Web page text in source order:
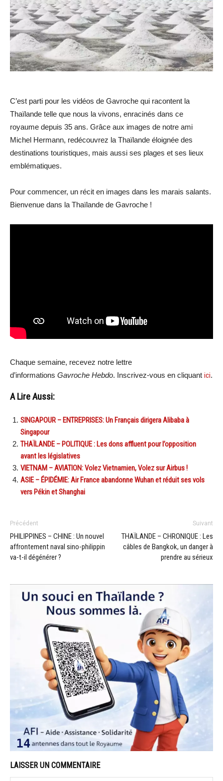
C’est parti pour les vidéos de Gavroche qui racontent la
Thaïlande telle que nous la vivons, enracinés dans ce
royaume depuis 35 ans. Grâce aux images de notre ami
Michel Hermann, redécouvrez la Thaïlande éloignée des
destinations touristiques, mais aussi ses plages et ses lieux
emblématiques.
Pour commencer, un récit en images dans les marais salants.
Bienvenue dans la Thaïlande de Gavroche !
Chaque semaine, recevez notre lettre
d’informations Gavroche Hebdo. Inscrivez-vous en cliquant ici.
A Lire Aussi:
SINGAPOUR – ENTREPRISES: Un Français dirigera Alibaba à
Singapour
THAÏLANDE – POLITIQUE : Les dons affluent pour l’opposition
avant les législatives
VIETNAM – AVIATION: Volez Vietnamien, Volez sur Airbus !
ASIE – ÉPIDÉMIE: Air France abandonne Wuhan et réduit ses vols
vers Pékin et Shanghai
Précédent
PHILIPPINES – CHINE : Un nouvel
affrontement naval sino-philippin
va-t-il dégénérer ?
Suivant
THAÏLANDE – CHRONIQUE : Les
câbles de Bangkok, un danger à
prendre au sérieux
LAISSER UN COMMENTAIRE